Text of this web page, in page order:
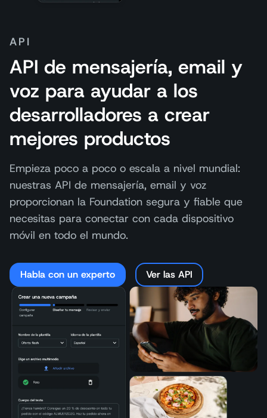
API
API de mensajería, email y
voz para ayudar a los
desarrolladores a crear
mejores productos
Empieza poco a poco o escala a nivel mundial:
nuestras API de mensajería, email y voz
proporcionan la Foundation segura y fiable que
necesitas para conectar con cada dispositivo
móvil en todo el mundo.
Habla con un experto Ver las API